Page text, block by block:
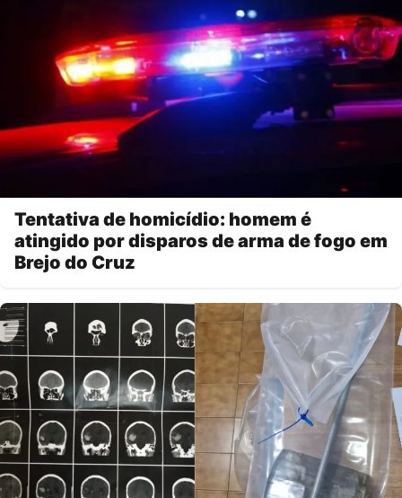
Tentativa de homicídio: homem é
atingido por disparos de arma de fogo em
Brejo do Cruz